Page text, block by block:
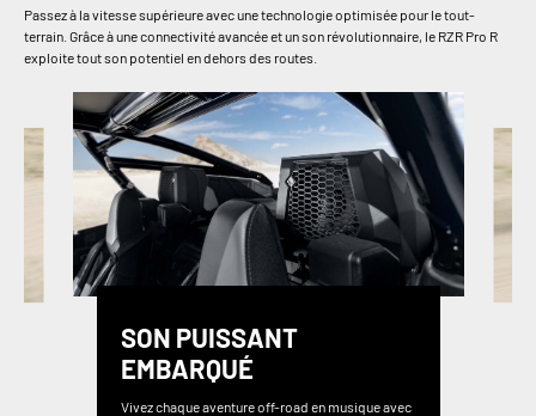
Passez à la vitesse supérieure avec une technologie optimisée pour le tout-
terrain. Grâce à une connectivité avancée et un son révolutionnaire, le RZR Pro R
exploite tout son potentiel en dehors des routes.
SON PUISSANT
EMBARQUÉ
Vivez chaque aventure off-road en musique avec